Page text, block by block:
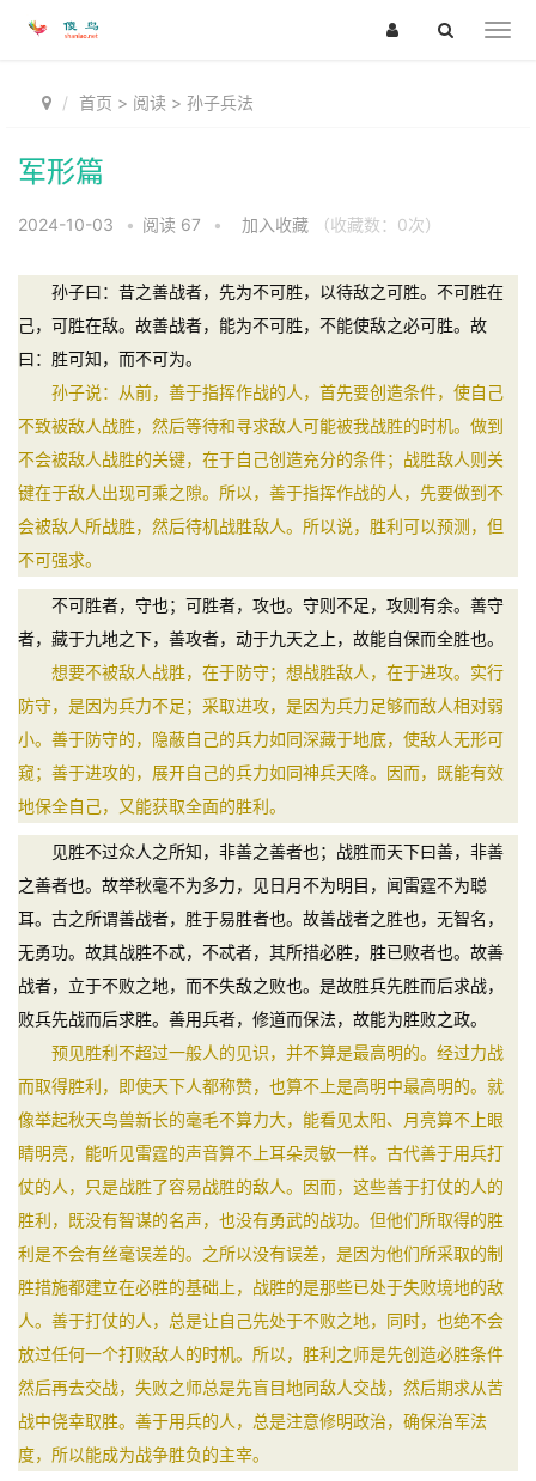
首页 > 阅读 > 孙子兵法
军形篇
2024-10-03 • 阅读 67 • 加入收藏 （收藏数： 0次）
孙子曰：昔之善战者，先为不可胜，以待敌之可胜。不可胜在
己，可胜在敌。故善战者，能为不可胜，不能使敌之必可胜。故
曰：胜可知，而不可为。
孙子说：从前，善于指挥作战的人，首先要创造条件，使自己
不致被敌人战胜，然后等待和寻求敌人可能被我战胜的时机。做到
不会被敌人战胜的关键，在于自己创造充分的条件；战胜敌人则关
键在于敌人出现可乘之隙。所以，善于指挥作战的人，先要做到不
会被敌人所战胜，然后待机战胜敌人。所以说，胜利可以预测，但
不可强求。
不可胜者，守也；可胜者，攻也。守则不足，攻则有余。善守
者，藏于九地之下，善攻者，动于九天之上，故能自保而全胜也。
想要不被敌人战胜，在于防守；想战胜敌人，在于进攻。实行
防守，是因为兵力不足；采取进攻，是因为兵力足够而敌人相对弱
小。善于防守的，隐蔽自己的兵力如同深藏于地底，使敌人无形可
窥；善于进攻的，展开自己的兵力如同神兵天降。因而，既能有效
地保全自己，又能获取全面的胜利。
见胜不过众人之所知，非善之善者也；战胜而天下曰善，非善
之善者也。故举秋毫不为多力，见日月不为明目，闻雷霆不为聪
耳。古之所谓善战者，胜于易胜者也。故善战者之胜也，无智名，
无勇功。故其战胜不忒，不忒者，其所措必胜，胜已败者也。故善
战者，立于不败之地，而不失敌之败也。是故胜兵先胜而后求战，
败兵先战而后求胜。善用兵者，修道而保法，故能为胜败之政。
预见胜利不超过一般人的见识，并不算是最高明的。经过力战
而取得胜利，即使天下人都称赞，也算不上是高明中最高明的。就
像举起秋天鸟兽新长的毫毛不算力大，能看见太阳、月亮算不上眼
睛明亮，能听见雷霆的声音算不上耳朵灵敏一样。古代善于用兵打
仗的人，只是战胜了容易战胜的敌人。因而，这些善于打仗的人的
胜利，既没有智谋的名声，也没有勇武的战功。但他们所取得的胜
利是不会有丝毫误差的。之所以没有误差，是因为他们所采取的制
胜措施都建立在必胜的基础上，战胜的是那些已处于失败境地的敌
人。善于打仗的人，总是让自己先处于不败之地，同时，也绝不会
放过任何一个打败敌人的时机。所以，胜利之师是先创造必胜条件
然后再去交战，失败之师总是先盲目地同敌人交战，然后期求从苦
战中侥幸取胜。善于用兵的人，总是注意修明政治，确保治军法
度，所以能成为战争胜负的主宰。